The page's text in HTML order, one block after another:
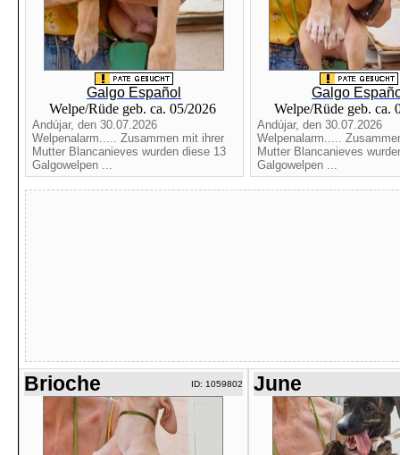
Galgo Español
Welpe/Rüde geb. ca. 05/2026
Andújar, den 30.07.2026
Welpenalarm..... Zusammen mit ihrer
Mutter Blancanieves wurden diese 13
Galgowelpen ...
Galgo
Welpe/Rüde geb. ca.
Andújar, den 30.07.2026
Welpenalarm.....
Mutter Blancanieves
Galgowelpen ...
Brioche ID: 1059802 June